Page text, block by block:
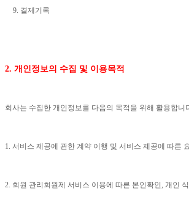
9. 결제기록
2. 개인정보의 수집 및 이용목적
회사는 수집한 개인정보를 다음의 목적을 위해 활용합니
1. 서비스 제공에 관한 계약 이행 및 서비스 제공에 따른
2. 회원 관리회원제 서비스 이용에 따른 본인확인 개인